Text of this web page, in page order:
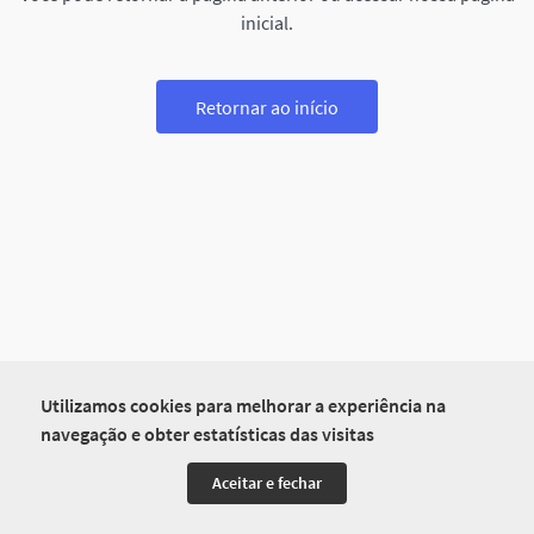
Utilizamos cookies para melhorar a experiência na
navegação e obter estatísticas das visitas
Aceitar e fechar
inicial.
Retornar ao início